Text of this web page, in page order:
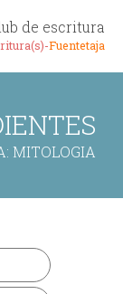
de escritura
Fuentetaja
MITOLOGIA